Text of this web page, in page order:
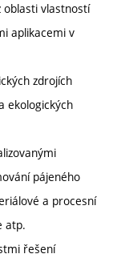
oblasti vlastností
aplikacemi v
zdrojích
ekologických
pájeného
a procesní
atp.
řešení